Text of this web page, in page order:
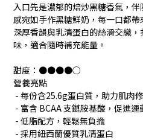
入口先是濃郁的焙炒黑糖香氣，
感宛如手作黑糖鮮奶，每一口都
深厚香韻與乳清蛋白的絲滑交織
味，適合隨時補充能量。
甜度：●●●●○
營養亮點
- 每份含25.6g蛋白質，助力肌肉
- 富含 BCAA 支鏈胺基酸，促進
- 低脂配方，輕鬆無負擔
- 採用紐西蘭優質乳清蛋白